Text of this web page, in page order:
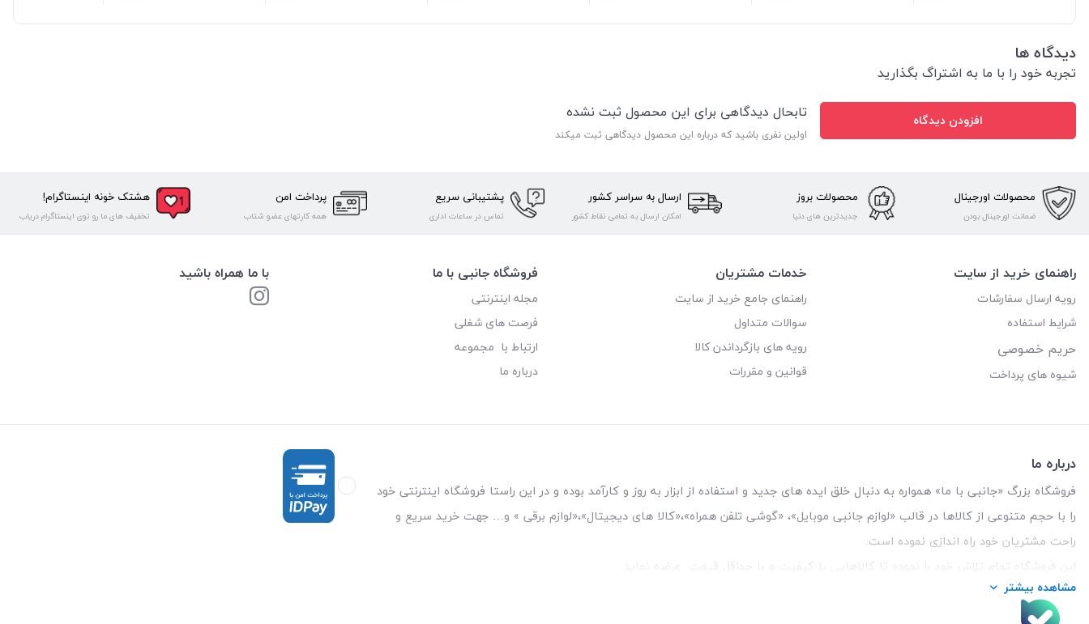
دیدگاه ها
تجربه خود را با ما به اشتراگ بگذارید
افزودن دیدگاه تابحال دیدگاهی برای این محصول ثبت نشده
اولین نفری باشید که درباره این محصول دیدگاهی ثبت میکند
محصولات اورجینال
ضمانت اورجینال بودن
محصولات بروز
جدیدترین های دنیا
ارسال به سراسر کشور
امکان ارسال به تمامی نقاط کشور
پشتیبانی سریع
تماس در ساعات اداری
پرداخت امن
همه کارتهای عضو شتاب
هشتک خونه اینستاگرام!
تخفیف های ما رو توی اینستاگرام دریاب
راهنمای خرید از سایت
رویه ارسال سفارشات
شرایط استفاده
حریم خصوصی
شیوه های پرداخت
خدمات مشتریان
راهنمای جامع خرید از سایت
سوالات متداول
رویه های بازگرداندن کالا
قوانین و مقررات
فروشگاه جانبی با ما
مجله اینترنتی
فرصت های شغلی
ارتباط با مجموعه
درباره ما
با ما همراه باشید
درباره ما
فروشگاه بزرگ «جانبی با ما» همواره به دنبال خلق ایده های جدید و استفاده از ابزار به روز و کارآمد بوده و در این راستا فروشگاه اینترنتی خود
را با حجم متنوعی از کالاها در قالب «لوازم جانبی موبایل»، «گوشی تلفن همراه»،«کالا های دیجیتال»،«لوازم برقی » و… جهت خرید سریع و
راحت مشتریان خود راه اندازی نموده است.
این فروشگاه تمام تلاش خود را نموده تا کالاهایی با کیفیت و با حداقل قیمت عرضه نماید.
تلفن تماس :
مشاهده بیشتر